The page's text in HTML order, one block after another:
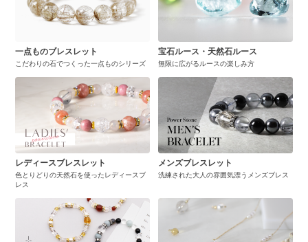
一点ものブレスレット
こだわりの石でつくった一点ものシリーズ
宝石ルース・天然石ルース
無限に広がるルースの楽しみ方
レディースブレスレット
色とりどりの天然石を使ったレディースブ
レス
メンズブレスレット
洗練された大人の雰囲気漂うメンズブレス